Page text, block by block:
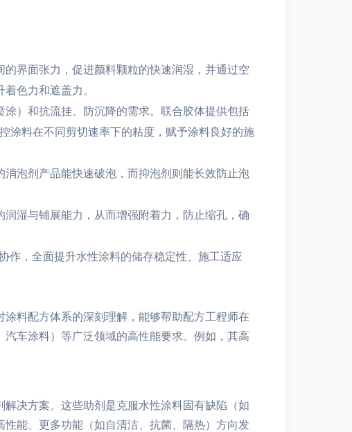
界面张力，促进颜料颗粒的快速润湿，并通过空
色力和遮盖力。
）和抗流挂、防沉降的需求。联合胶体提供包括
涂料在不同剪切速率下的粘度，赋予涂料良好的施
泡剂产品能快速破泡，而抑泡剂则能长效防止泡
湿与铺展能力，从而增强附着力，防止缩孔，确
作，全面提升水性涂料的储存稳定性、施工适应
料配方体系的深刻理解，能够帮助配方工程师在
车涂料）等广泛领域的高性能要求。例如，其高
决方案。这些助剂是克服水性涂料固有缺陷（如
能、更多功能（如自清洁、抗菌、隔热）方向发